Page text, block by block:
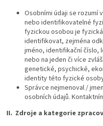
Osobními údaji se rozumí
nebo identifikovatelné
fyzickou osobou je
identifikovat, zejména
jméno, identifikační číslo,
nebo na jeden či více
genetické, psychické,
identity této fyzické
Správce nejmenoval /
osobních údajů.
II. Zdroje a kategorie